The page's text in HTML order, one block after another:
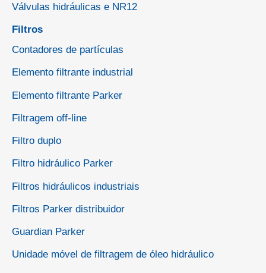
Válvulas hidráulicas e NR12
Filtros
Contadores de partículas
Elemento filtrante industrial
Elemento filtrante Parker
Filtragem off-line
Filtro duplo
Filtro hidráulico Parker
Filtros hidráulicos industriais
Filtros Parker distribuidor
Guardian Parker
Unidade móvel de filtragem de óleo hidráulico